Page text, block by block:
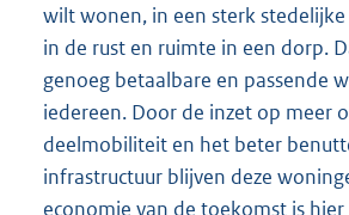
wilt wonen, in een sterk
in de rust en ruimte in een dorp.
genoeg betaalbare en passende
iedereen. Door de inzet op meer
deelmobiliteit en het beter
infrastructuur blijven deze
economie van de toekomst is hier